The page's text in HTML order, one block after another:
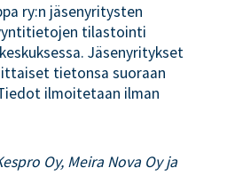
ry:n jäsenyritysten
tilastointi
Jäsenyritykset
tietonsa suoraan
ilmoitetaan ilman
Oy, Meira Nova Oy ja